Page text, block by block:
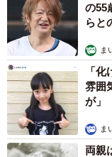
の55
らと
ま
「
雰囲
が」
ま
両親